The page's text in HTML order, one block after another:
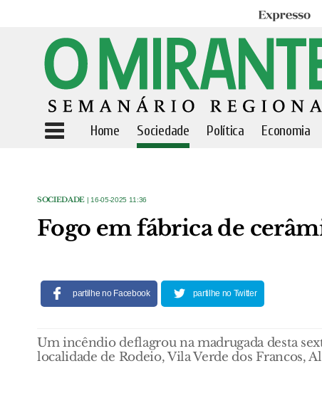
Expresso
Home Sociedade Política Economia
SOCIEDADE | 16-05-2025 11:36
Fogo em fábrica de
partilhe no Facebook partilhe no Twitter
Um incêndio deflagrou na madrugada desta
localidade de Rodeio, Vila Verde dos Francos,